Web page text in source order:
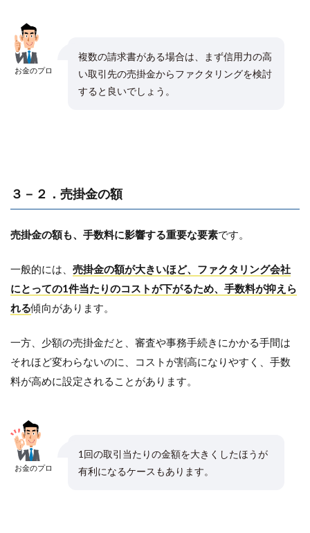
お金のプロ
複数の請求書がある場合は、まず信用力の高
い取引先の売掛金からファクタリングを検討
すると良いでしょう。
３－２．売掛金の額
売掛金の額も、手数料に影響する重要な要素です。
一般的には、 売掛金の額が大きいほど、ファクタリング会社
にとっての1件当たりのコストが下がるため、手数料が抑えら
れる傾向があります。
一方、少額の売掛金だと、審査や事務手続きにかかる手間は
それほど変わらないのに、コストが割高になりやすく、手数
料が高めに設定されることがあります。
お金のプロ
1回の取引当たりの金額を大きくしたほうが
有利になるケースもあります。